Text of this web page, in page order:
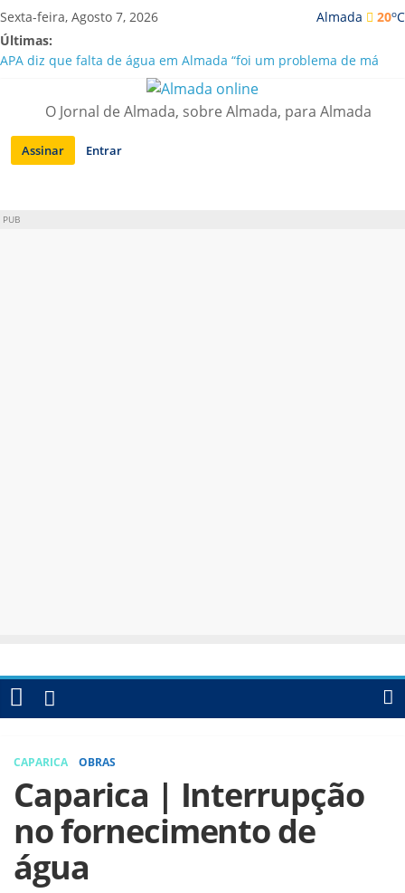
Saltar
para
conteúdo
Almada 20oC
Sexta-feira, Agosto 7, 2026
Últimas:
APA diz que falta de água em Almada “foi um problema de má
Laranjeiro | Cultura pop asiática invade a Casa Amarela
Ponte 25 de Abril celebra 60 anos com programa cultural entre
Lisboa e Almada
Situação de alerta em Almada renovada até final de Agosto
O Jornal de Almada, sobre Almada, para Almada
Assinar Entrar
PUB
CAPARICA OBRAS
Caparica | Interrupção
no fornecimento de
água